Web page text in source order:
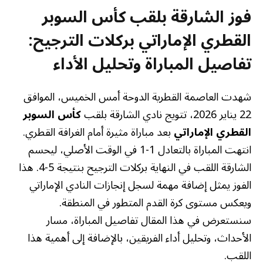
فوز الشارقة بلقب كأس السوبر
القطري الإماراتي بركلات الترجيح:
تفاصيل المباراة وتحليل الأداء
شهدت العاصمة القطرية الدوحة أمس الخميس، الموافق
22 يناير 2026، تتويج نادي الشارقة بلقب كأس السوبر
القطري الإماراتيبعد مباراة مثيرة أمام الغرافة القطري.
انتهت المباراة بالتعادل 1-1 في الوقت الأصلي، ليحسم
الشارقة اللقب في النهاية بركلات الترجيح بنتيجة 5-4. هذا
الفوز يمثل إضافة مهمة لسجل إنجازات النادي الإماراتي
ويعكس مستوى كرة القدم المتطور في المنطقة.
سنستعرض في هذا المقال تفاصيل المباراة، مسار
الأحداث، وتحليل أداء الفريقين، بالإضافة إلى أهمية هذا
اللقب.